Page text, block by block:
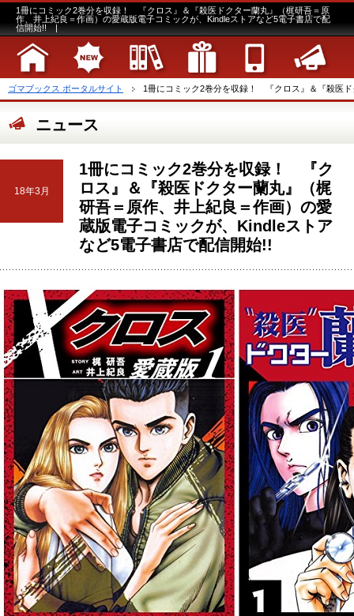
1冊にコミック2巻分を収録！ 『クロス』＆『殺医ドクター蘭丸』（梶研吾＝原
作、井上紀良＝作画）の愛蔵版電子コミックが、Kindleストアなど5電子書店で配
信開始!! |
ゴマブックス ポータルサイト 1冊にコミック2巻分を収録！ 『クロス』＆『殺医
ニュース
18年3月
1冊にコミック2巻分を収録！ 『ク
ロス』＆『殺医ドクター蘭丸』（梶
研吾＝原作、井上紀良＝作画）の愛
蔵版電子コミックが、Kindleストア
など5電子書店で配信開始!!